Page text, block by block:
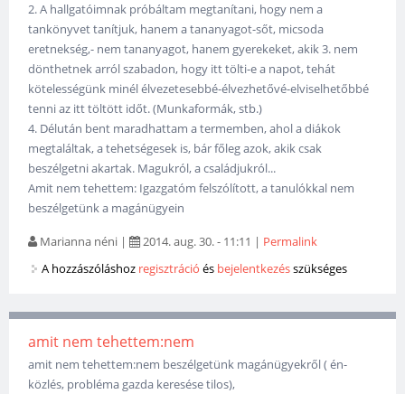
2. A hallgatóimnak próbáltam megtanítani, hogy nem a
tankönyvet tanítjuk, hanem a tananyagot-sőt, micsoda
eretnekség,- nem tananyagot, hanem gyerekeket, akik 3. nem
dönthetnek arról szabadon, hogy itt tölti-e a napot, tehát
kötelességünk minél élvezetesebbé-élvezhetővé-elviselhetőbbé
tenni az itt töltött időt. (Munkaformák, stb.)
4. Délután bent maradhattam a termemben, ahol a diákok
megtaláltak, a tehetségesek is, bár főleg azok, akik csak
beszélgetni akartak. Magukról, a családjukról...
Amit nem tehettem: Igazgatóm felszólított, a tanulókkal nem
beszélgetünk a magánügyein
Marianna néni | 2014. aug. 30. - 11:11 | Permalink
A hozzászóláshoz regisztráció és bejelentkezésszükséges
amit nem tehettem:nem
amit nem tehettem:nem beszélgetünk magánügyekről ( én-
közlés, probléma gazda keresése tilos),